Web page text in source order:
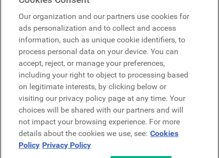
Demander une démo
Demander une démo
Contact
Contact
Politique de confidentialité
Our organization and our partners use cookies for
ads personalization and to collect and access
information, such as unique cookie identifiers, to
process personal data on your device. You can
accept, reject, or manage your preferences,
including your right to object to processing based
on legitimate interests, by clicking below or
visiting our privacy policy page at any time. Your
choices will be shared with our partners and will
not impact your browsing experience. For more
details about the cookies we use, see: Cookies
Policy Privacy Policy